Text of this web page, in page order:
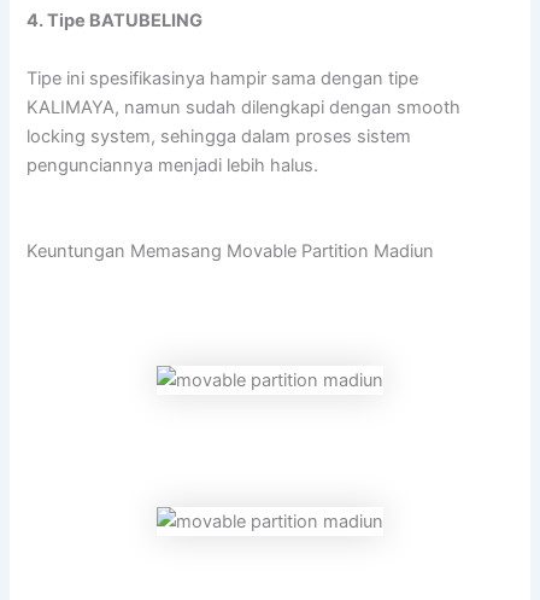
4. Tipe BATUBELING
Tipe ini spesifikasinya hampir sama dengan tipe
KALIMAYA, namun sudah dilengkapi dengan smooth
locking system, sehingga dalam proses sistem
pengunciannya menjadi lebih halus.
Keuntungan Memasang Movable Partition Madiun